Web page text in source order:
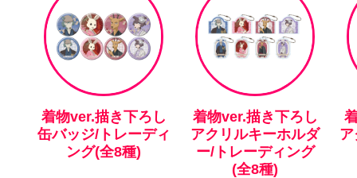
着物ver.描き下ろし
缶バッジ/トレーディ
ング(全8種)
着物ver.描き下ろし
アクリルキーホルダ
ー/トレーディング
(全8種)